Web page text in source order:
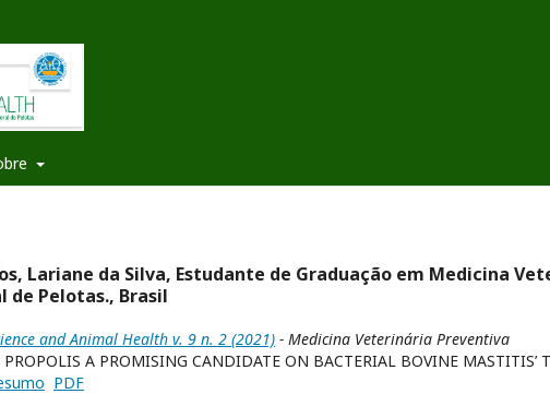
Lariane da Silva, Estudante de Graduação em Medicina
de Pelotas., Brasil
and Animal Health v. 9 n. 2 (2021) - Medicina Veterinária Preventiva
PROPOLIS A PROMISING CANDIDATE ON BACTERIAL BOVINE MASTITIS’
PDF